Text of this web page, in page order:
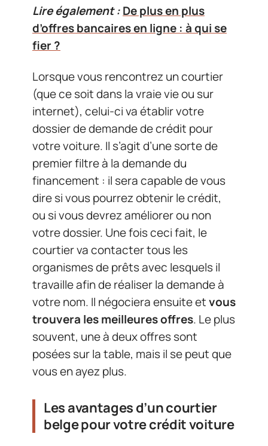
Lire également :De plus en plus
d’offres bancaires en ligne : à qui se
fier ?
Lorsque vous rencontrez un courtier
(que ce soit dans la vraie vie ou sur
internet), celui-ci va établir votre
dossier de demande de crédit pour
votre voiture. Il s’agit d’une sorte de
premier filtre à la demande du
financement : il sera capable de vous
dire si vous pourrez obtenir le crédit,
ou si vous devrez améliorer ou non
votre dossier. Une fois ceci fait, le
courtier va contacter tous les
organismes de prêts avec lesquels il
travaille afin de réaliser la demande à
votre nom. Il négociera ensuite etvous
trouvera les meilleures offres. Le plus
souvent, une à deux offres sont
posées sur la table, mais il se peut que
vous en ayez plus.
Les avantages d’un courtier
belge pour votre crédit voiture